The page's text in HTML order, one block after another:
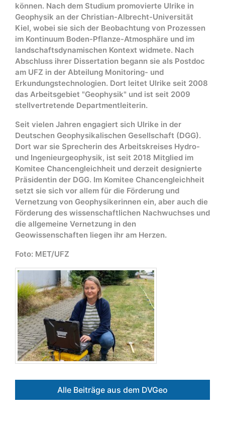
können. Nach dem Studium promovierte Ulrike in
Geophysik an der Christian-Albrecht-Universität
Kiel, wobei sie sich der Beobachtung von Prozessen
im Kontinuum Boden-Pflanze-Atmosphäre und im
landschaftsdynamischen Kontext widmete. Nach
Abschluss ihrer Dissertation begann sie als Postdoc
am UFZ in der Abteilung Monitoring- und
Erkundungstechnologien. Dort leitet Ulrike seit 2008
das Arbeitsgebiet "Geophysik" und ist seit 2009
stellvertretende Departmentleiterin.
Seit vielen Jahren engagiert sich Ulrike in der
Deutschen Geophysikalischen Gesellschaft (DGG).
Dort war sie Sprecherin des Arbeitskreises Hydro-
und Ingenieurgeophysik, ist seit 2018 Mitglied im
Komitee Chancengleichheit und derzeit designierte
Präsidentin der DGG. Im Komitee Chancengleichheit
setzt sie sich vor allem für die Förderung und
Vernetzung von Geophysikerinnen ein, aber auch die
Förderung des wissenschaftlichen Nachwuchses und
die allgemeine Vernetzung in den
Geowissenschaften liegen ihr am Herzen.
Foto: MET/UFZ
Alle Beiträge aus dem DVGeo